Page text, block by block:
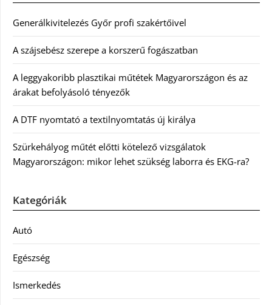
Generálkivitelezés Győr profi szakértőivel
A szájsebész szerepe a korszerű fogászatban
A leggyakoribb plasztikai műtétek Magyarországon és az
árakat befolyásoló tényezők
A DTF nyomtató a textilnyomtatás új királya
Szürkehályog műtét előtti kötelező vizsgálatok
Magyarországon: mikor lehet szükség laborra és EKG-ra?
Kategóriák
Autó
Egészség
Ismerkedés